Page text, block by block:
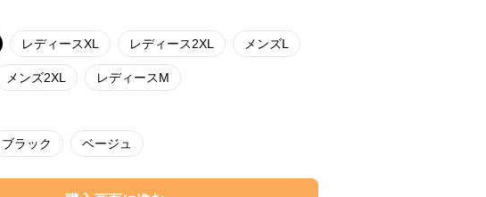
レディースXL レディース2XL メンズL
メンズ2XL レディースM
ブラック ベージュ